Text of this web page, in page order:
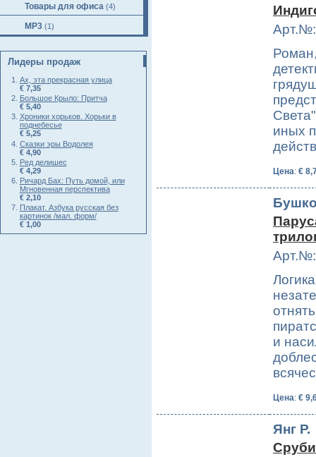
Товары для офиса (4)
MP3 (1)
Лидеры продаж
Ах, эта прекрасная улица
€ 7,35
Большое Крыло: Притча
€ 5,40
Хроники хорьков. Хорьки в
поднебесье
€ 5,25
Сказки эры Водолея
€ 4,90
Ред делишес
€ 4,29
Ричард Бах: Путь домой, или
Мгновенная перспектива
€ 2,10
Плакат. Азбука русская без
картинок /мал. форм/
€ 1,00
иных
Цена: €
и
Цена: €
Янг Р.